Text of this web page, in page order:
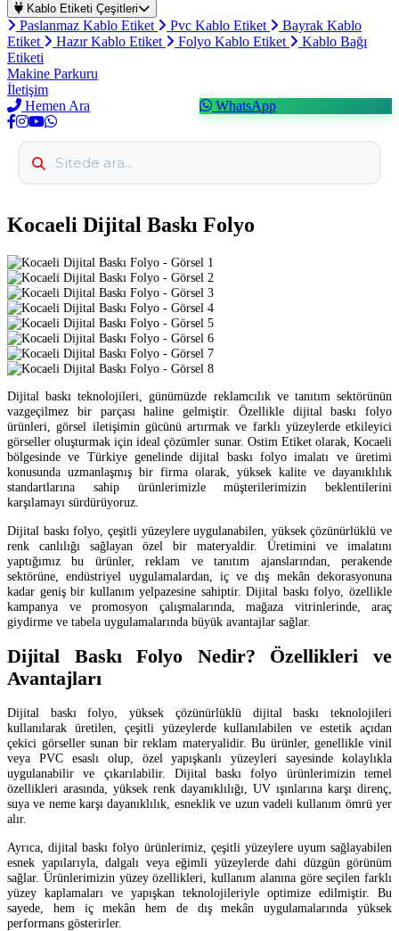
Kablo Etiketi Çeşitleri
Paslanmaz Kablo Etiket Pvc Kablo Etiket
Bayrak Kablo
Etiket
Hazır Kablo Etiket Folyo Kablo Etiket
Kablo Bağı
Etiketi
Makine Parkuru
İletişim
Hemen Ara
WhatsApp
Kocaeli Dijital Baskı Folyo
Dijital baskı teknolojileri, günümüzde reklamcılık ve tanıtım sektörünün
vazgeçilmez bir parçası haline gelmiştir. Özellikle dijital baskı folyo
ürünleri, görsel iletişimin gücünü artırmak ve farklı yüzeylerde etkileyici
görseller oluşturmak için ideal çözümler sunar. Ostim Etiket olarak, Kocaeli
bölgesinde ve Türkiye genelinde dijital baskı folyo imalatı ve üretimi
konusunda uzmanlaşmış bir firma olarak, yüksek kalite ve dayanıklılık
standartlarına sahip ürünlerimizle müşterilerimizin beklentilerini
karşılamayı sürdürüyoruz.
Dijital baskı folyo, çeşitli yüzeylere uygulanabilen, yüksek çözünürlüklü ve
renk canlılığı sağlayan özel bir materyaldir. Üretimini ve imalatını
yaptığımız bu ürünler, reklam ve tanıtım ajanslarından, perakende
sektörüne, endüstriyel uygulamalardan, iç ve dış mekân dekorasyonuna
kadar geniş bir kullanım yelpazesine sahiptir. Dijital baskı folyo, özellikle
kampanya ve promosyon çalışmalarında, mağaza vitrinlerinde, araç
giydirme ve tabela uygulamalarında büyük avantajlar sağlar.
Dijital Baskı Folyo Nedir? Özellikleri ve
Avantajları
Dijital baskı folyo, yüksek çözünürlüklü dijital baskı teknolojileri
kullanılarak üretilen, çeşitli yüzeylerde kullanılabilen ve estetik açıdan
çekici görseller sunan bir reklam materyalidir. Bu ürünler, genellikle vinil
veya PVC esaslı olup, özel yapışkanlı yüzeyleri sayesinde kolaylıkla
uygulanabilir ve çıkarılabilir. Dijital baskı folyo ürünlerimizin temel
özellikleri arasında, yüksek renk dayanıklılığı, UV ışınlarına karşı direnç,
suya ve neme karşı dayanıklılık, esneklik ve uzun vadeli kullanım ömrü yer
alır.
Ayrıca, dijital baskı folyo ürünlerimiz, çeşitli yüzeylere uyum sağlayabilen
esnek yapılarıyla, dalgalı veya eğimli yüzeylerde dahi düzgün görünüm
sağlar. Ürünlerimizin yüzey özellikleri, kullanım alanına göre seçilen farklı
yüzey kaplamaları ve yapışkan teknolojileriyle optimize edilmiştir. Bu
sayede, hem iç mekân hem de dış mekân uygulamalarında yüksek
performans gösterirler.